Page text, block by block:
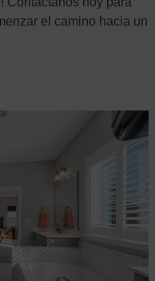
el camino hacia un